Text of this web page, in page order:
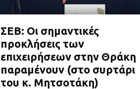
ΣΕΒ: Οι σημαντικές
προκλήσεις των
επιχειρήσεων στην Θράκη
παραμένουν (στο συρτάρι
του κ. Μητσοτάκη)